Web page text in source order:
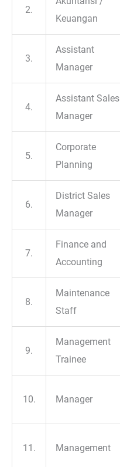
2.
Keuangan
3.
Assistant
Manager
4.
Assistant Sales
Manager
5.
Corporate
Planning
6.
District Sales
Manager
7.
Finance and
Accounting
8.
Maintenance
Staff
9.
Management
Trainee
10. Manager
11. Management